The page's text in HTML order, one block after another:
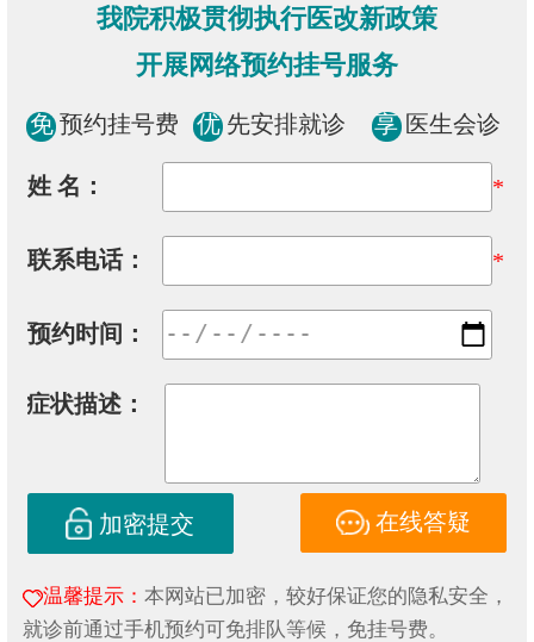
我院积极贯彻执行医改新政策
开展网络预约挂号服务
免 预约挂号费 优 先安排就诊 享 医生会诊
姓 名： *
联系电话： *
预约时间：
症状描述：
加密提交 在线答疑
温馨提示： 本网站已加密，较好保证您的隐私安全，
就诊前通过手机预约可免排队等候，免挂号费。